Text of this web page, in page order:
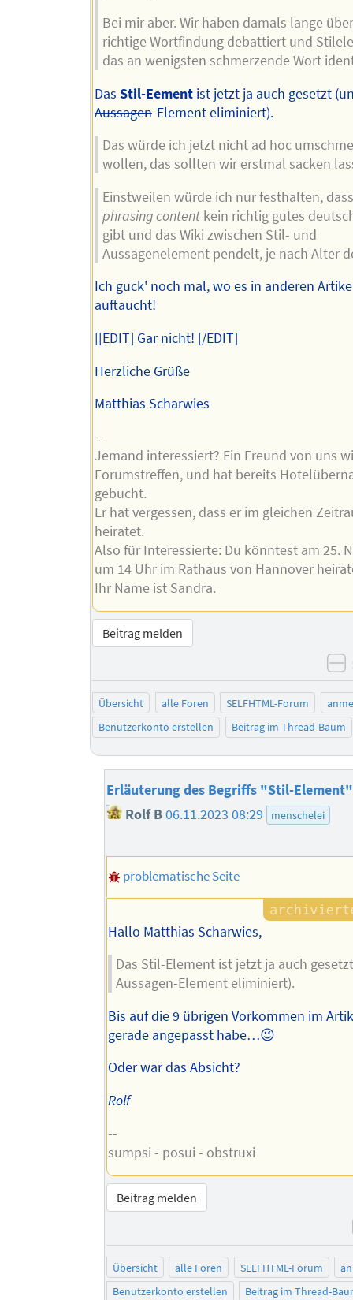
Bei mir aber. Wir haben damals lange
richtige Wortfindung debattiert und
das an wenigsten schmerzende Wort
Das Stil-Eementist jetzt ja auch gesetzt
Aussagen-Element eliminiert).
Das würde ich jetzt nicht ad hoc
wollen, das sollten wir erstmal sacken
Einstweilen würde ich nur festhalten,
phrasing contentkein richtig gutes
gibt und das Wiki zwischen Stil- und
Aussagenelement pendelt, je nach Alter
Ich guck' noch mal, wo es in anderen
auftaucht!
[[EDIT] Gar nicht! [/EDIT]
Herzliche Grüße
Matthias Scharwies
--
Jemand interessiert? Ein Freund von uns
Forumstreffen, und hat bereits
gebucht.
Er hat vergessen, dass er im gleichen
heiratet.
Also für Interessierte: Du könntest am 25.
um 14 Uhr im Rathaus von Hannover
Ihr Name ist Sandra.
Beitrag melden
Übersicht alle Foren SELFHTML-Forum
Benutzerkonto erstellen
Beitrag im Thread-Baum
Erläuterung des Begriffs "Stil-Element"
Rolf B06.11.2023 08:29 menschelei
problematische Seite
Hallo Matthias Scharwies,
Das Stil-Element ist jetzt ja auch
Aussagen-Element eliminiert).
Bis auf die 9 übrigen Vorkommen im
gerade angepasst habe…😉
Oder war das Absicht?
Rolf
--
sumpsi - posui - obstruxi
Beitrag melden
Übersicht alle Foren SELFHTML-Forum
Benutzerkonto erstellen
Beitrag im Thread-